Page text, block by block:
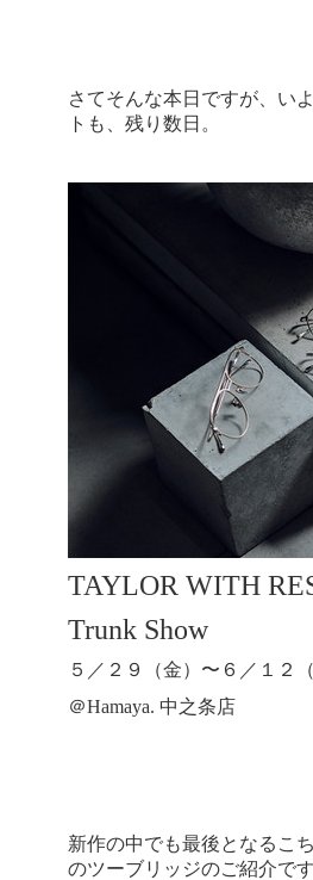
さてそんな本日ですが、い
トも、残り数日。
TAYLOR WITH
Trunk Show
５／２９（金）〜６／１２（
＠Hamaya. 中之条店
新作の中でも最後となるこ
のツーブリッジのご紹介です